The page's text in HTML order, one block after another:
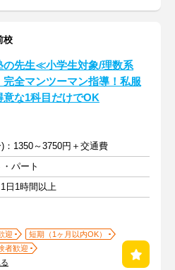
校
の先生≪小学生対象/理数系
全マンツーマン指導！私服
な1科目だけでOK
：1350～3750円＋交通費
パート
日1時間以上
迎
短期（1ヶ月以内OK）
者歓迎